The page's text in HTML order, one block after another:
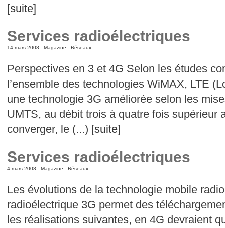
[suite]
Services radioélectriques
14 mars 2008 - Magazine - Réseaux
Perspectives en 3 et 4G Selon les études
l’ensemble des technologies WiMAX, LTE
une technologie 3G améliorée selon les
UMTS, au débit trois à quatre fois supérieur
converger, le (...) [suite]
Services radioélectriques
4 mars 2008 - Magazine - Réseaux
Les évolutions de la technologie mobile
radioélectrique 3G permet des
les réalisations suivantes, en 4G devraient